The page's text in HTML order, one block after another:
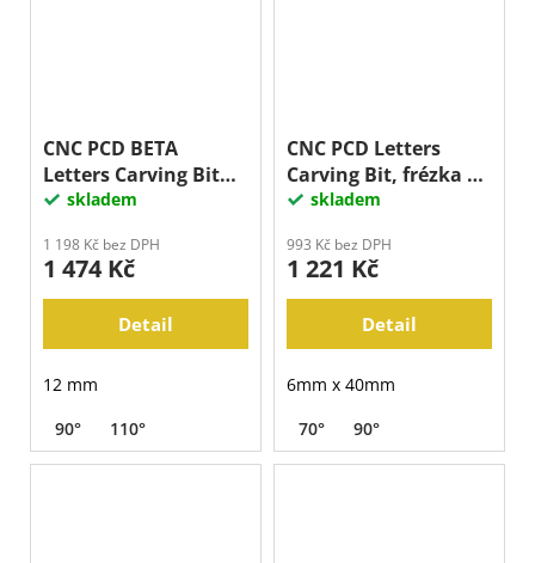
CNC PCD BETA
Letters Carving Bit
12mm, frézka na
skladem
1 198 Kč bez DPH
1 474 Kč
Detail
12 mm
90°
110°
CNC PCD Letters
Carving Bit, frézka na
písmo
skladem
993 Kč bez DPH
1 221 Kč
Detail
6mm x 40mm
70°
90°